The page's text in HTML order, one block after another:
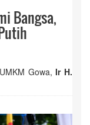
Bangsa,
Gowa, Ir H.